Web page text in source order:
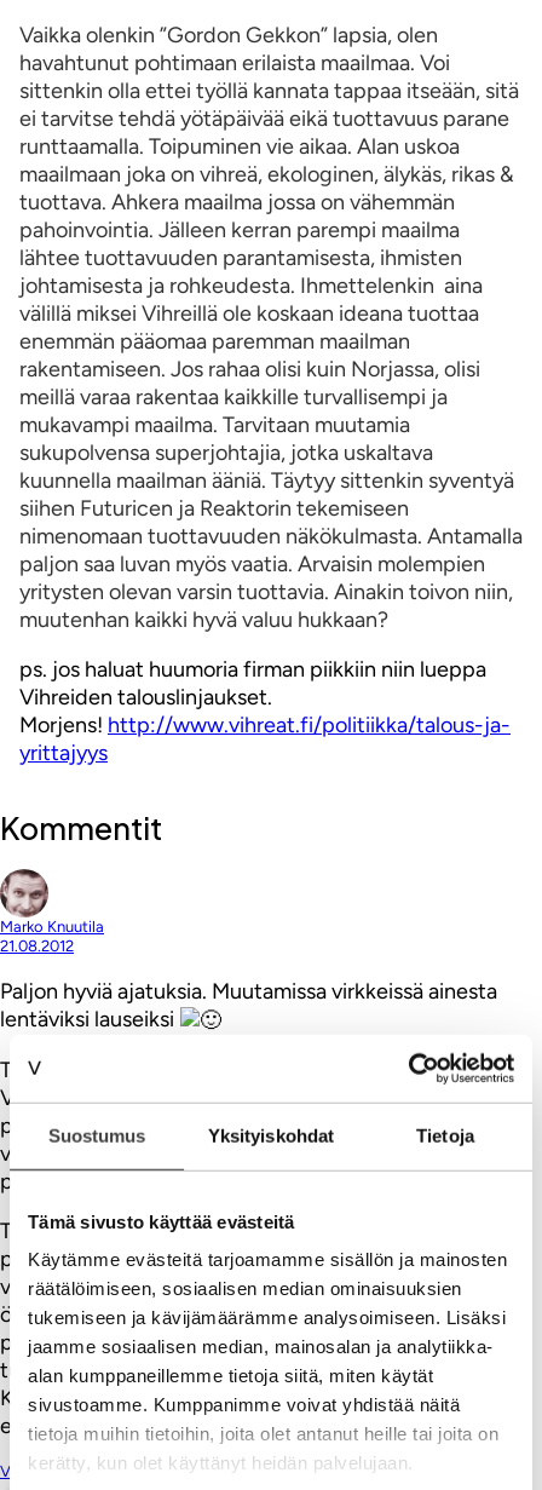
Suostumus Yksityiskohdat Tietoja
Tämä sivusto käyttää evästeitä
Käytämme evästeitä tarjoamamme sisällön ja mainosten
räätälöimiseen, sosiaalisen median ominaisuuksien
tukemiseen ja kävijämäärämme analysoimiseen. Lisäksi
jaamme sosiaalisen median, mainosalan ja analytiikka-
alan kumppaneillemme tietoja siitä, miten käytät
sivustoamme. Kumppanimme voivat yhdistää näitä
tietoja muihin tietoihin, joita olet antanut heille tai joita on
kerätty, kun olet käyttänyt heidän palvelujaan.
Vaikka olenkin ”Gordon Gekkon” lapsia, olen
havahtunut pohtimaan erilaista maailmaa. Voi
sittenkin olla ettei työllä kannata tappaa itseään, sitä
ei tarvitse tehdä yötäpäivää eikä tuottavuus parane
runttaamalla. Toipuminen vie aikaa. Alan uskoa
maailmaan joka on vihreä, ekologinen, älykäs, rikas &
tuottava. Ahkera maailma jossa on vähemmän
pahoinvointia. Jälleen kerran parempi maailma
lähtee tuottavuuden parantamisesta, ihmisten
johtamisesta ja rohkeudesta. Ihmettelenkin aina
välillä miksei Vihreillä ole koskaan ideana tuottaa
enemmän pääomaa paremman maailman
rakentamiseen. Jos rahaa olisi kuin Norjassa, olisi
meillä varaa rakentaa kaikkille turvallisempi ja
mukavampi maailma. Tarvitaan muutamia
sukupolvensa superjohtajia, jotka uskaltava
kuunnella maailman ääniä. Täytyy sittenkin syventyä
siihen Futuricen ja Reaktorin tekemiseen
nimenomaan tuottavuuden näkökulmasta. Antamalla
paljon saa luvan myös vaatia. Arvaisin molempien
yritysten olevan varsin tuottavia. Ainakin toivon niin,
muutenhan kaikki hyvä valuu hukkaan?
ps. jos haluat huumoria firman piikkiin niin lueppa
Vihreiden talouslinjaukset.
Morjens! http://www.vihreat.fi/politiikka/talous-ja-
yrittajyys
Kommentit
Marko Knuutila
21.08.2012
Paljon hyviä ajatuksia. Muutamissa virkkeissä ainesta
lentäviksi lauseiksi
Takerrun kuitenkin tuohon viimeiseen kohtaan – miksi
Vihreillä ei ole ajatuksena tuottaa enemmän pääomaa
paremman maailman rakentamiseen. Ensimmäiseksi
varmaan siksi, että pääoman ylistäminen saa osalla
puolueen kannattajia karvat pystyyn.
Toisekseen siksi, että Vihreät eivät oikeasti usko
paremman maailman syntyvän yksinkertaisesti
varallisuutta ja materiaalista hyvää lisäämällä. Nostit
öljyrahalla köllöttelevän Norjan esille. Onko Norja
parempi paikka elää? Onko se mukavampi tai
turvallisempi? Ovatko norjalaiset onnellisempia?
Kokevatko he elävänsä enemmän tarkoituksenmukaista
elämää?
Vastaa